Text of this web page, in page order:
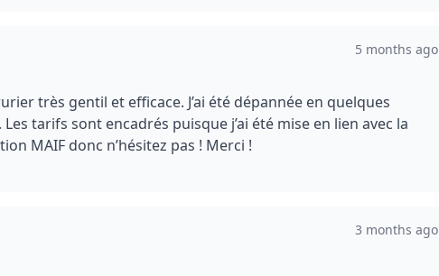
5 months ago
très gentil et efficace. J’ai été dépannée en quelques
tarifs sont encadrés puisque j’ai été mise en lien avec la
MAIF donc n’hésitez pas ! Merci !
3 months ago